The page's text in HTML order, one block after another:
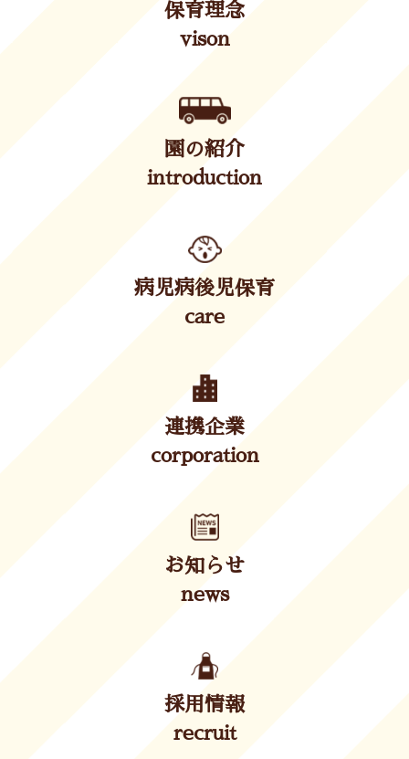
保育理念
vison
園の紹介
introduction
病児病後児保育
care
連携企業
corporation
お知らせ
news
採用情報
recruit